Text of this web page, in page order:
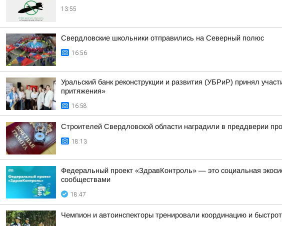
13:55
Свердловские школьники отправились на Северный полюс
16:56
Уральский банк реконструкции и развития (УБРиР) принял
притяжения»
16:58
Строителей Свердловской области наградили в преддверии
18:13
Федеральный проект «ЗдравКонтроль» — это социальная
сообществами
18:47
Чемпион и автоинспекторы тренировали координацию и